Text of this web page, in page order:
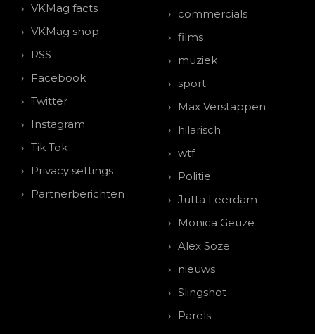
VKMag facts
VKMag shop
RSS
Facebook
Twitter
Instagram
Tik Tok
Privacy settings
Partnerberichten
commercials
films
muziek
sport
Max Verstappen
hilarisch
wtf
Politie
Jutta Leerdam
Monica Geuze
Alex Soze
nieuws
Slingshot
Parels